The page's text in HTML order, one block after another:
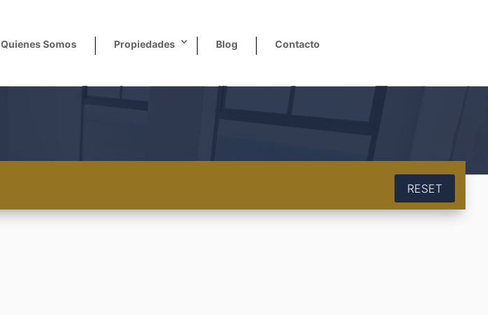
Quienes Somos Propiedades Blog Contacto
RESET